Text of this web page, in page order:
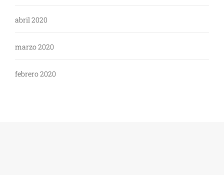
abril 2020
marzo 2020
febrero 2020